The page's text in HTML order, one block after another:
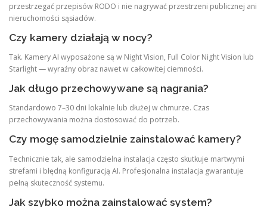
przestrzegać przepisów RODO i nie nagrywać przestrzeni publicznej ani
nieruchomości sąsiadów.
Czy kamery działają w nocy?
Tak. Kamery AI wyposażone są w Night Vision, Full Color Night Vision lub
Starlight — wyraźny obraz nawet w całkowitej ciemności.
Jak długo przechowywane są nagrania?
Standardowo 7–30 dni lokalnie lub dłużej w chmurze. Czas
przechowywania można dostosować do potrzeb.
Czy mogę samodzielnie zainstalować kamery?
Technicznie tak, ale samodzielna instalacja często skutkuje martwymi
strefami i błędną konfiguracją AI. Profesjonalna instalacja gwarantuje
pełną skuteczność systemu.
Jak szybko można zainstalować system?